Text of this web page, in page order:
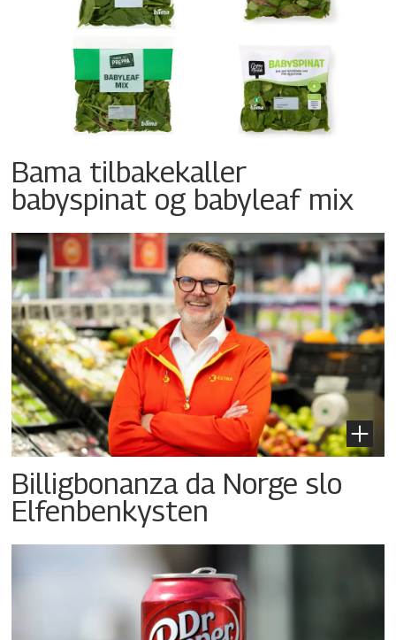
Bama tilbakekaller
babyspinat og babyleaf mix
Billigbonanza da Norge slo
Elfenbenkysten